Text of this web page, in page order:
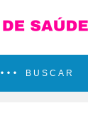
BUSCAR